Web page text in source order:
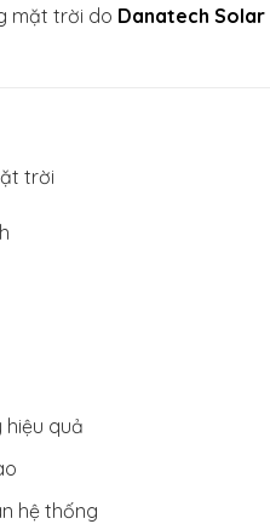
mặt trời do Danatech Solar
trời
hiệu quả
hệ thống